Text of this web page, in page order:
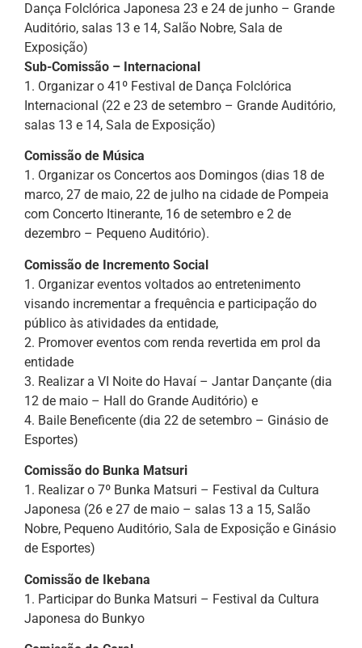
Dança Folclórica Japonesa 23 e 24 de junho – Grande
Auditório, salas 13 e 14, Salão Nobre, Sala de
Exposição)
Sub-Comissão – Internacional
1. Organizar o 41º Festival de Dança Folclórica
Internacional (22 e 23 de setembro – Grande Auditório,
salas 13 e 14, Sala de Exposição)
Comissão de Música
1. Organizar os Concertos aos Domingos (dias 18 de
marco, 27 de maio, 22 de julho na cidade de Pompeia
com Concerto Itinerante, 16 de setembro e 2 de
dezembro – Pequeno Auditório).
Comissão de Incremento Social
1. Organizar eventos voltados ao entretenimento
visando incrementar a frequência e participação do
público às atividades da entidade,
2. Promover eventos com renda revertida em prol da
entidade
3. Realizar a VI Noite do Havaí – Jantar Dançante (dia
12 de maio – Hall do Grande Auditório) e
4. Baile Beneficente (dia 22 de setembro – Ginásio de
Esportes)
Comissão do Bunka Matsuri
1. Realizar o 7º Bunka Matsuri – Festival da Cultura
Japonesa (26 e 27 de maio – salas 13 a 15, Salão
Nobre, Pequeno Auditório, Sala de Exposição e Ginásio
de Esportes)
Comissão de Ikebana
1. Participar do Bunka Matsuri – Festival da Cultura
Japonesa do Bunkyo